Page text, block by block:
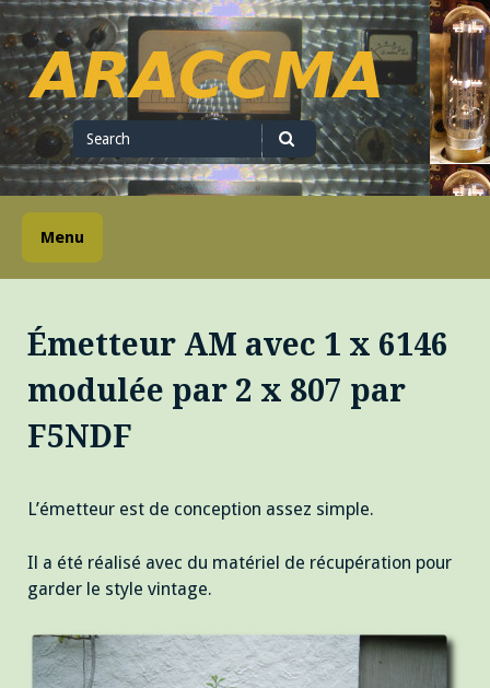
Skip
to
content
ARACCMA
Search
for
Search
Menu
Émetteur AM avec 1 x 6146
modulée par 2 x 807 par
F5NDF
L’émetteur est de conception assez simple.
Il a été réalisé avec du matériel de récupération pour
garder le style vintage.